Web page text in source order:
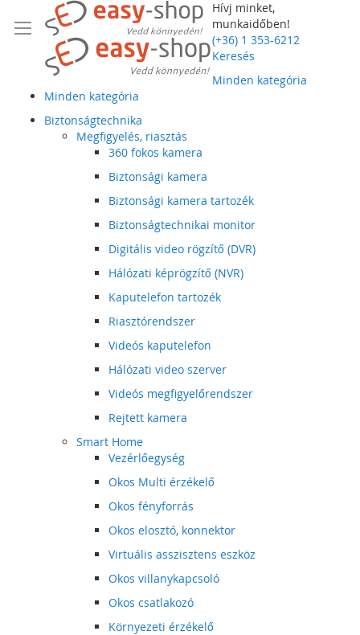
Hívj minket,
munkaidőben!
(+36) 1 353-6212
Keresés
Minden kategória
Minden kategória
Biztonságtechnika
Megfigyelés, riasztás
360 fokos kamera
Biztonsági kamera
Biztonsági kamera tartozék
Biztonságtechnikai monitor
Digitális video rögzítő (DVR)
Hálózati képrögzítő (NVR)
Kaputelefon tartozék
Riasztórendszer
Videós kaputelefon
Hálózati video szerver
Videós megfigyelőrendszer
Rejtett kamera
Smart Home
Vezérlőegység
Okos Multi érzékelő
Okos fényforrás
Okos elosztó, konnektor
Virtuális asszisztens eszköz
Okos villanykapcsoló
Okos csatlakozó
Környezeti érzékelő